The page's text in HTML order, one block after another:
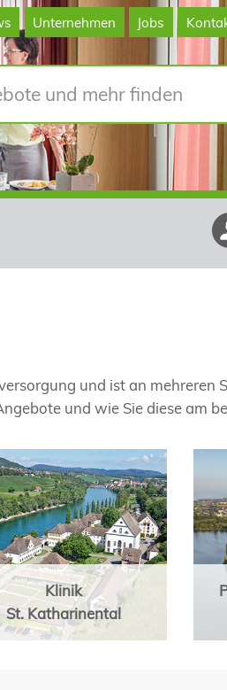
Unternehmen Jobs
und ist an mehreren
und wie Sie diese am
Klinik
St. Katharinental